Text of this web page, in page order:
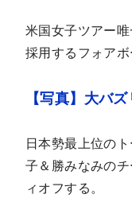
米国女子ツアー
採用するフォアボ
【写真】大バ
日本勢最上位の
子＆勝みなみの
ィオフする。